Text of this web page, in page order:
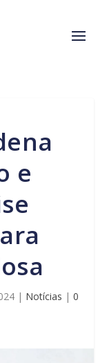
e
| Notícias | 0